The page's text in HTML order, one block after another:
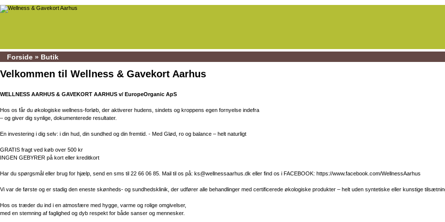
Forside » Butik
Velkommen til Wellness & Gavekort Aarhus
WELLNESS AARHUS & GAVEKORT AARHUS v/ EuropeOrganic ApS
Hos os får du økologiske wellness-forløb, der aktiverer hudens, sindets og kroppens egen fornyelse indefra
– og giver dig synlige, dokumenterede resultater.
En investering i dig selv: i din hud, din sundhed og din fremtid. - Med Glød, ro og balance – helt naturligt
GRATIS fragt ved køb over 500 kr
INGEN GEBYRER på kort eller kreditkort
Har du spørgsmål eller brug for hjælp, send en sms til 22 66 06 85. Mail til os på: ks@wellnessaarhus.dk eller find os i FACEBOOK: https://www.facebook.com/WellnessAarhus
Vi var de første og er stadig den eneste skønheds- og sundhedsklinik, der udfører alle behandlinger med certificerede økologiske produkter – helt uden syntetiske eller kunstige
Hos os træder du ind i en atmosfære med hygge, varme og rolige omgivelser,
med en stemning af faglighed og dyb respekt for både sanser og mennesker.